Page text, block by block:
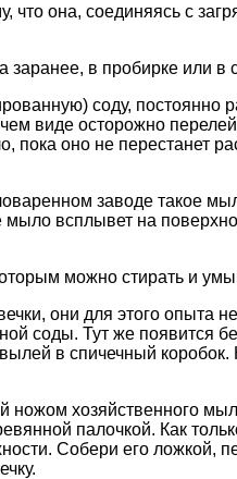
что она, соединяясь с
в пробирке или в
соду, постоянно
виде осторожно
пока оно не перестанет
заводе такое
всплывет на
можно стирать и
они для этого опыта
соды. Тут же
в спичечный коробок.
ножом хозяйственного
палочкой. Как
Собери его ложкой,